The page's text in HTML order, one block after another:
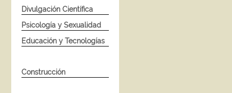
Divulgación Científica
Psicología y Sexualidad
Educación y Tecnologías
Construcción